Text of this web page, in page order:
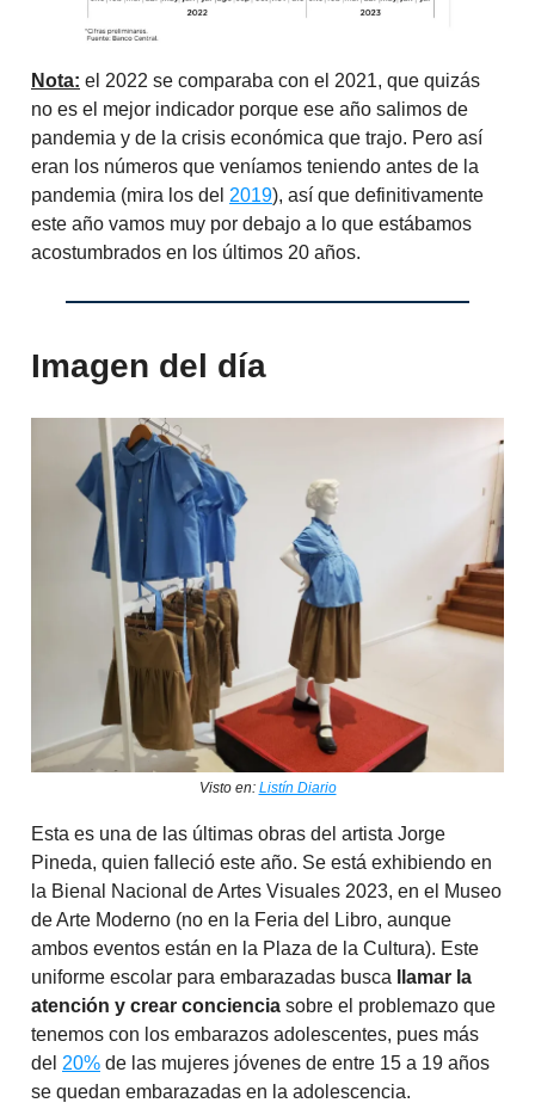
Nota: el 2022 se comparaba con el 2021, que quizás
no es el mejor indicador porque ese año salimos de
pandemia y de la crisis económica que trajo. Pero así
eran los números que veníamos teniendo antes de la
pandemia (mira los del 2019), así que definitivamente
este año vamos muy por debajo a lo que estábamos
acostumbrados en los últimos 20 años.
Imagen del día
Visto en: Listín Diario
Esta es una de las últimas obras del artista Jorge
Pineda, quien falleció este año. Se está exhibiendo en
la Bienal Nacional de Artes Visuales 2023, en el Museo
de Arte Moderno (no en la Feria del Libro, aunque
ambos eventos están en la Plaza de la Cultura). Este
uniforme escolar para embarazadas busca
llamar la
atención y crear conciencia sobre el problemazo que
tenemos con los embarazos adolescentes, pues más
del 20% de las mujeres jóvenes de entre 15 a 19 años
se quedan embarazadas en la adolescencia.